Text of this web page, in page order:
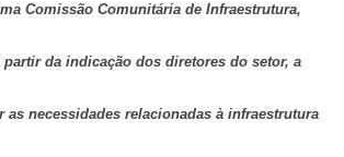
Comissão Comunitária de Infraestrutura,
partir da indicação dos diretores do setor, a
necessidades relacionadas à infraestrutura